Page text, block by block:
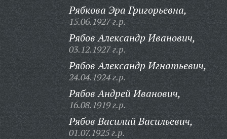
Рябкова Эра Григорьевна,
15.06.1927 г.р.
Рябов Александр Иванович,
03.12.1927 г.р.
Рябов Александр Игнатьевич,
24.04.1924 г.р.
Рябов Андрей Иванович,
16.08.1919 г.р.
Рябов Василий Васильевич,
01.07.1925 г.р.